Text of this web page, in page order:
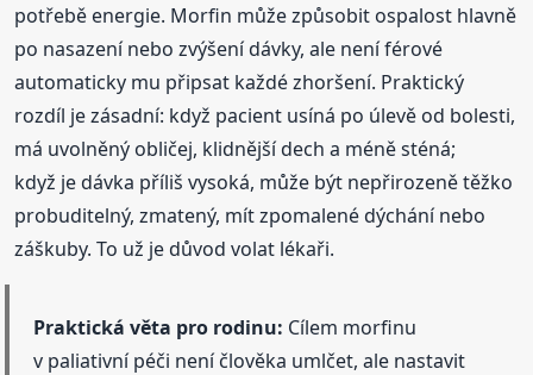
potřebě energie. Morfin může způsobit ospalost hlavně
po nasazení nebo zvýšení dávky, ale není férové
automaticky mu připsat každé zhoršení. Praktický
rozdíl je zásadní: když pacient usíná po úlevě od bolesti,
má uvolněný obličej, klidnější dech a méně sténá;
když je dávka příliš vysoká, může být nepřirozeně těžko
probuditelný, zmatený, mít zpomalené dýchání nebo
záškuby. To už je důvod volat lékaři.
Praktická věta pro rodinu: Cílem morfinu
v paliativní péči není člověka umlčet, ale nastavit